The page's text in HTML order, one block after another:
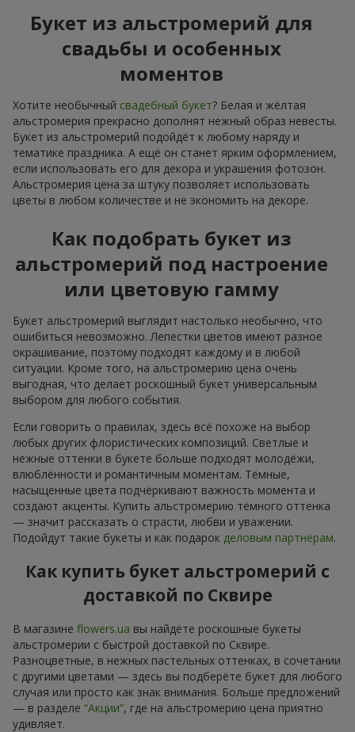
Букет из альстромерий для
свадьбы и особенных
моментов
Хотите необычный свадебный букет? Белая и жёлтая
альстромерия прекрасно дополнят нежный образ невесты.
Букет из альстромерий подойдёт к любому наряду и
тематике праздника. А ещё он станет ярким оформлением,
если использовать его для декора и украшения фотозон.
Альстромерия цена за штуку позволяет использовать
цветы в любом количестве и не экономить на декоре.
Как подобрать букет из
альстромерий под настроение
или цветовую гамму
Букет альстромерий выглядит настолько необычно, что
ошибиться невозможно. Лепестки цветов имеют разное
окрашивание, поэтому подходят каждому и в любой
ситуации. Кроме того, на альстромерию цена очень
выгодная, что делает роскошный букет универсальным
выбором для любого события.
Если говорить о правилах, здесь всё похоже на выбор
любых других флористических композиций. Светлые и
нежные оттенки в букете больше подходят молодёжи,
влюблённости и романтичным моментам. Тёмные,
насыщенные цвета подчёркивают важность момента и
создают акценты. Купить альстромерию тёмного оттенка
— значит рассказать о страсти, любви и уважении.
Подойдут такие букеты и как подарок деловым партнёрам.
Как купить букет альстромерий с
доставкой по Сквире
В магазине flowers.ua вы найдёте роскошные букеты
альстромерии с быстрой доставкой по Сквире.
Разноцветные, в нежных пастельных оттенках, в сочетании
с другими цветами — здесь вы подберёте букет для любого
случая или просто как знак внимания. Больше предложений
— в разделе “Акции”, где на альстромерию цена приятно
удивляет.